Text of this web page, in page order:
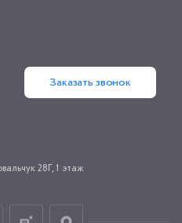
Заказать звонок
28Г, 1 этаж